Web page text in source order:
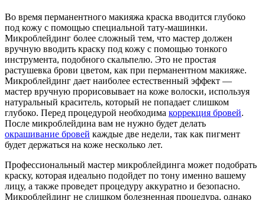
Во время перманентного макияжа краска вводится глубоко
под кожу с помощью специальной тату-машинки.
Микроблейдинг более сложный тем, что мастер должен
вручную вводить краску под кожу с помощью тонкого
инструмента, подобного скальпелю. Это не простая
растушевка брови цветом, как при перманентном макияже.
Микроблейдинг дает наиболее естественный эффект —
мастер вручную прорисовывает на коже волоски, используя
натуральный краситель, который не попадает слишком
глубоко. Перед процедурой необходима коррекция бровей.
После микроблейдина вам не нужно будет делать
окрашивание бровей каждые две недели, так как пигмент
будет держаться на коже несколько лет.
Профессиональный мастер микроблейдинга может подобрать
краску, которая идеально подойдет по тону именно вашему
лицу, а также проведет процедуру аккуратно и безопасно.
Микроблейдинг не слишком болезненная процедура, однако